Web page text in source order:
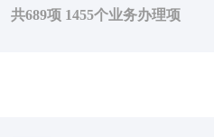
共689项 1455个业务办理项